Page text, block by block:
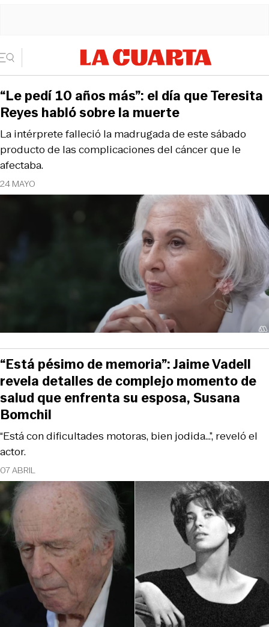
24 MAYO
La intérprete falleció la madrugada de este sábado
producto de las complicaciones del cáncer que le
afectaba.
“Le pedí 10 años más”: el día que Teresita
Reyes habló sobre la muerte
07 ABRIL
“Está con dificultades motoras, bien jodida...”, reveló el
actor.
“Está pésimo de memoria”: Jaime Vadell
revela detalles de complejo momento de
salud que enfrenta su esposa, Susana
Bomchil